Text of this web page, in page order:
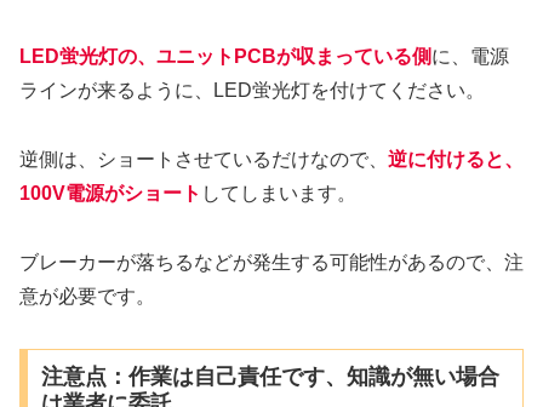
LED蛍光灯の、ユニットPCBが収まっている側 に、電源
ラインが来るように、LED蛍光灯を付けてください。
逆側は、ショートさせているだけなので、 逆に付けると、
100V電源がショート してしまいます。
ブレーカーが落ちるなどが発生する可能性があるので、注
意が必要です。
注意点：作業は自己責任です、知識が無い場合